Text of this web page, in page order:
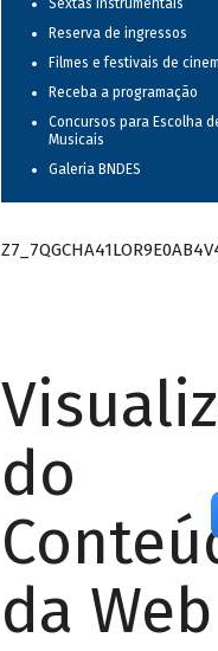
Sextas instrumentais
Reserva de ingressos
Filmes e festivais de
Receba a programação
Concursos para Escolha
Musicais
Galeria BNDES
do
da Web